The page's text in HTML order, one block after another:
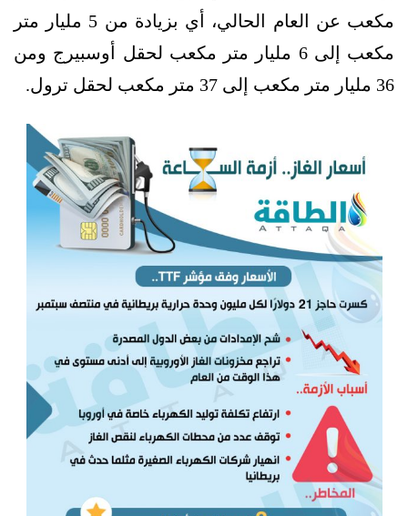
مكعب عن العام الحالي، أي بزيادة من 5 مليار متر
مكعب إلى 6 مليار متر مكعب لحقل أوسبيرج ومن
36 مليار متر مكعب إلى 37 متر مكعب لحقل ترول.